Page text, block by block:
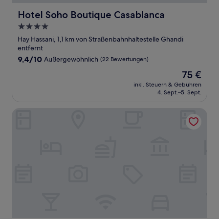
Hotel Soho Boutique Casablanca
Hotel Soho Boutique Casablanca
4.0-
Sterne-
Unterkunft
Hay Hassani, 1,1 km von Straßenbahnhaltestelle Ghandi
entfernt
9.4
9,4/10 Außergewöhnlich (22 Bewertungen)
Der
Preis
beträgt
75 €
inkl. Steuern & Gebühren
4. Sept.–5. Sept.